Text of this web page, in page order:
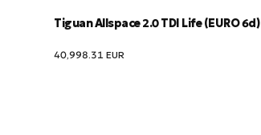
Tiguan Allspace 2.0 TDI Life (EURO 6d)
40,998.31EUR